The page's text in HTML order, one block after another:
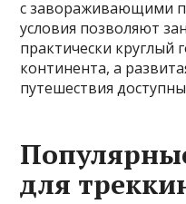
с завораживающими
условия позволяют
практически круглый
континента, а
путешествия
для